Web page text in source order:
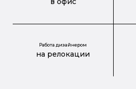
Работа дизайнером
на релокации